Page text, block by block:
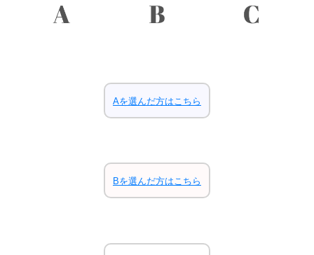
Aを選んだ方はこちら
Bを選んだ方はこちら